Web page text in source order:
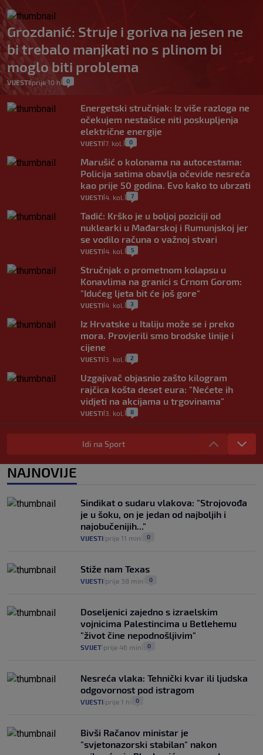
Grozdanić: Struje i goriva na jesen ne
bi trebalo manjkati no s plinom bi
moglo biti problema
VIJESTI| prije 10 h 0
Energetski stručnjak: Iz više razloga ne
očekujem nestašice niti poskupljenja
električne energije
VIJESTI 7. kol. 0
Marušić o kolonama na autocestama:
Policija satima obavlja očevide nesreća
kao prije 50 godina. Evo kako to ubrzati
VIJESTI 4. kol. 7
Tadić: Krško je u boljoj poziciji od
nuklearki u Mađarskoj i Rumunjskoj jer
se vodilo računa o važnoj stvari
VIJESTI 4. kol. 5
Stručnjak o prometnom kolapsu u
Konavlima na granici s Crnom Gorom:
"Idućeg ljeta bit će još gore"
VIJESTI 4. kol. 3
Iz Hrvatske u Italiju može se i preko
mora. Provjerili smo brodske linije i
cijene
VIJESTI 3. kol. 2
Uzgajivač objasnio zašto kilogram
rajčica košta deset eura: "Nećete ih
vidjeti na akcijama u trgovinama"
VIJESTI 3. kol. 8
Selidba je jedno od stresnijih iskustava.
Evo aktualnih cijena i nekoliko savjeta
VIJESTI 2. kol. 0
koliko iz Osijeka
VIJESTI 2. kol. 14
Idi na Sport
NAJNOVIJE
Sindikat o sudaru vlakova: "Strojovođa
je u šoku, on je jedan od najboljih i
najobučenijih..."
VIJESTI prije 11 min 0
Stiže nam Texas
VIJESTI prije 38 min 0
Doseljenici zajedno s izraelskim
vojnicima Palestincima u Betlehemu
"život čine nepodnošljivim"
SVIJET prije 46 min 0
Nesreća vlaka: Tehnički kvar ili ljudska
odgovornost pod istragom
VIJESTI prije 1 h 0
Bivši Račanov ministar je
"svjetonazorski stabilan" nakon